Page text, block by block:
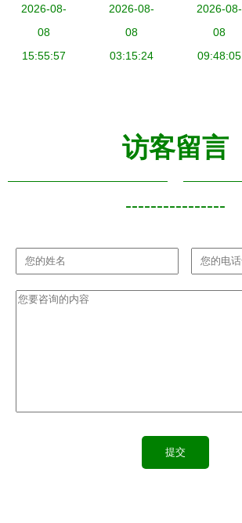
价格与选购
完全指南
2026-08-
08
15:55:57
潜水衣与救
生衣
2026-08-
08
03:15:24
2018春节
帕劳亲子潜
水行
2026-08-
08
09:48:05
访客留言
----------------